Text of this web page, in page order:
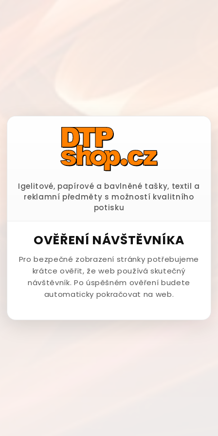
Igelitové, papírové a bavlněné tašky, textil a
reklamní předměty s možností kvalitního
potisku
OVĚŘENÍ NÁVŠTĚVNÍKA
Pro bezpečné zobrazení stránky potřebujeme
krátce ověřit, že web používá skutečný
návštěvník. Po úspěšném ověření budete
automaticky pokračovat na web.